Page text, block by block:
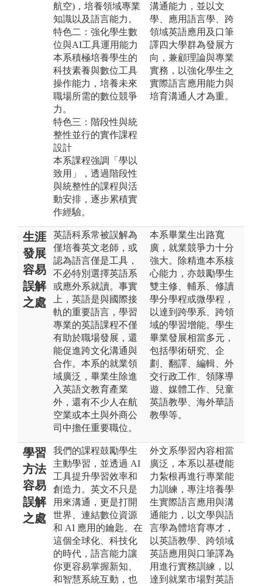
航空)，培養領域專業
知識以及語言能力。
特色二：強化學生數
位與AI工具運用能力
本系積極培養學生的
科技素養與數位工具
操作能力，培養未來
職場所需的數位競爭
力。
特色三：階段性與統
整性並行的實作課程
設計
本系課程強調「學以
致用」，透過階段性
與統整性的課程與活
動安排，逐步累積實
作經驗。
溝通能力，並以文
學、應用語言學、跨
領域英語應用及口筆
譯四大學群為發展方
向，兼顧理論與專業
實務，以強化學生之
實際語言應用能力與
培育溝通人才為重。
生涯
發展
容易
誤解
之處
英語科系常被誤解為
僅培養英文老師，或
認為語言僅是工具，
不必特別選擇英語系
或應外系就讀。事實
上，英語是與國際接
軌的重要語言，學習
專業的英語課程不僅
有助於職場發展，還
能促進跨文化溝通與
合作。本系的就業領
域廣泛，畢業生除進
入英語文教育產業
外，還有不少人在航
空業或本土與外商公
司中擔任重要職位。
本系畢業生出路寬
廣，就業競爭力十分
強大。除精進本系核
心能力，亦鼓勵學生
雙主修、輔系、修讀
學分學程或微學程，
以達到跨學系、跨領
域的學習增能。學生
畢業發展相當多元，
包括學術研究、企
劃、翻譯、編輯、外
交行政工作、領隊導
遊、媒體工作、兒童
英語教學、海外華語
教學等。
學習
方法
容易
誤解
之處
我們的課程鼓勵學生
主動學習，並透過 AI
工具提升學習效率和
創造力。英文不只是
用來溝通，更是打開
世界、連結數位資源
和 AI 應用的鑰匙。在
這個全球化、科技化
的時代，語言能力讓
你更容易掌握新知、
和智慧系統互動，也
外文系學習內容相當
廣泛，本系以基礎能
力紮根再進行專業能
力訓練，專注培養學
生實際語言應用與溝
通能力，以文學與語
言學為體培育專才，
以英語教學、跨領域
英語應用與口筆譯為
用進行實務訓練，以
達到就業市場對英語